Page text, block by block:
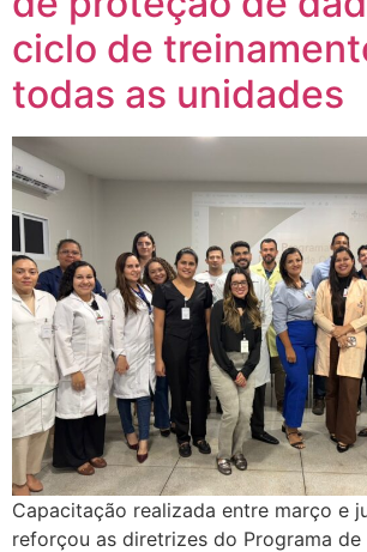
ciclo de
todas as unidades
Capacitação realizada entre março e
reforçou as diretrizes do Programa de